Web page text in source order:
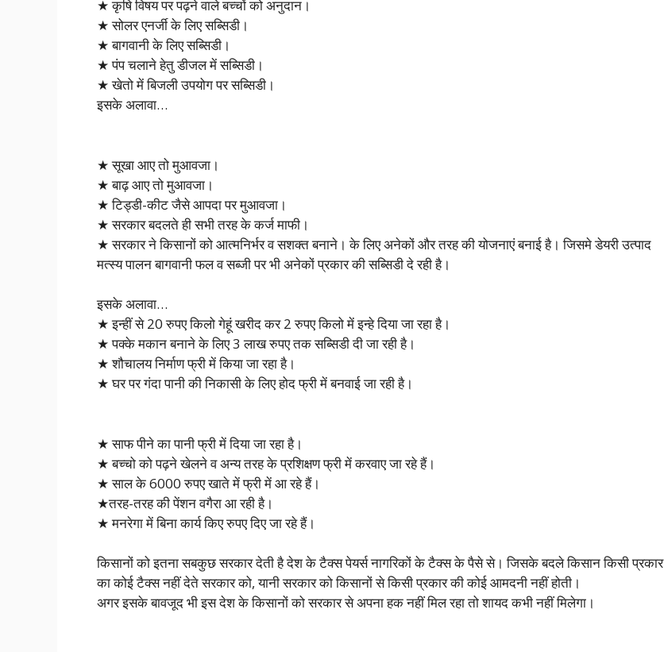
★ कृषि विषय पर पढ़ने वाले बच्चों को अनुदान।
★ सोलर एनर्जी के लिए सब्सिडी।
★ बागवानी के लिए सब्सिडी।
★ पंप चलाने हेतु डीजल में सब्सिडी।
★ खेतो में बिजली उपयोग पर सब्सिडी।
इसके अलावा…
★ सूखा आए तो मुआवजा।
★ बाढ़ आए तो मुआवजा।
★ टिड्डी-कीट जैसे आपदा पर मुआवजा।
★ सरकार बदलते ही सभी तरह के कर्ज माफी।
★ सरकार ने किसानों को आत्मनिर्भर व सशक्त बनाने। के लिए अनेकों और तरह की योजनाएं बनाई है। जिसमे डेयरी उत्पाद
मत्स्य पालन बागवानी फल व सब्जी पर भी अनेकों प्रकार की सब्सिडी दे रही है।
इसके अलावा…
★ इन्हीं से 20 रुपए किलो गेहूं खरीद कर 2 रुपए किलो में इन्हे दिया जा रहा है।
★ पक्के मकान बनाने के लिए 3 लाख रुपए तक सब्सिडी दी जा रही है।
★ शौचालय निर्माण फ्री में किया जा रहा है।
★ घर पर गंदा पानी की निकासी के लिए होद फ्री में बनवाई जा रही है।
★ साफ पीने का पानी फ्री में दिया जा रहा है।
★ बच्चो को पढ़ने खेलने व अन्य तरह के प्रशिक्षण फ्री में करवाए जा रहे हैं।
★ साल के 6000 रुपए खाते में फ्री में आ रहे हैं।
★तरह-तरह की पेंशन वगैरा आ रही है।
★ मनरेगा में बिना कार्य किए रुपए दिए जा रहे हैं।
किसानों को इतना सबकुछ सरकार देती है देश के टैक्स पेयर्स नागरिकों के टैक्स के पैसे से। जिसके बदले किसान किसी प्रकार
का कोई टैक्स नहीं देते सरकार को, यानी सरकार को किसानों से किसी प्रकार की कोई आमदनी नहीं होती।
अगर इसके बावजूद भी इस देश के किसानों को सरकार से अपना हक नहीं मिल रहा तो शायद कभी नहीं मिलेगा।